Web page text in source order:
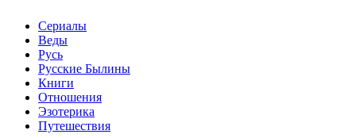
Сериалы
Веды
Русь
Русские Былины
Книги
Отношения
Эзотерика
Путешествия